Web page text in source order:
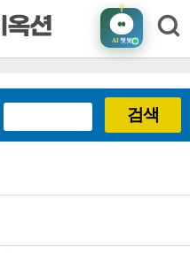
AI챗봇
검색